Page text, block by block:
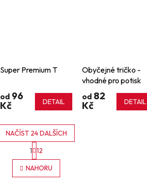
Super Premium T
od 96
Kč
DETAIL
Obyčejné tričko -
vhodné pro potisk
od82
Kč
DETAIL
O
v
NAČÍST 24 DALŠÍCH
S
t
r
á
n
1 12
NAHORU